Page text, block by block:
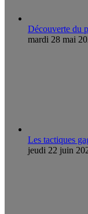
Découverte du
mardi 28 mai
Les tactiques
jeudi 22 juin